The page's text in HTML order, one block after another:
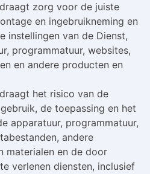
zorg voor de juiste
en ingebruikneming en
instellingen van de Dienst,
programmatuur, websites,
en andere producten en
het risico van de
de toepassing en het
apparatuur, programmatuur,
andere
materialen en de door
verlenen diensten, inclusief